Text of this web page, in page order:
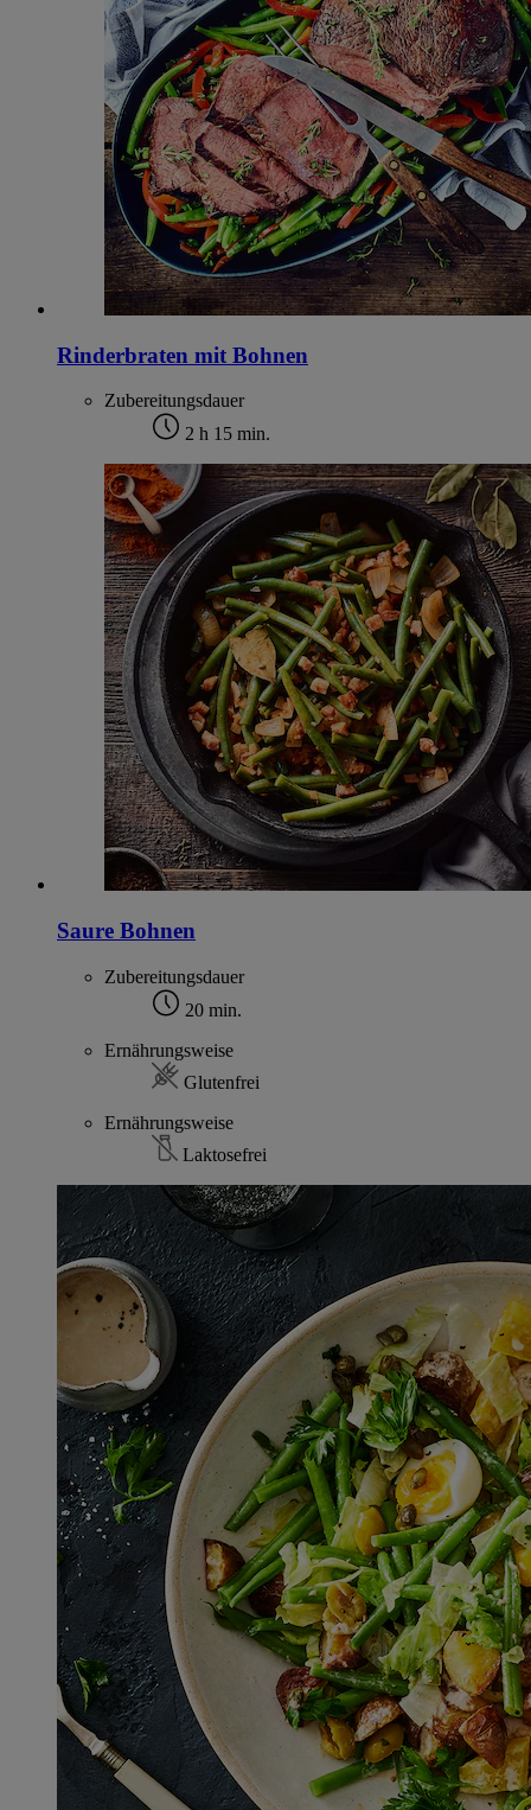
Rinderbraten mit Bohnen
Zubereitungsdauer
2 h 15 min.
Saure Bohnen
Zubereitungsdauer
20 min.
Ernährungsweise
Glutenfrei
Ernährungsweise
Laktosefrei